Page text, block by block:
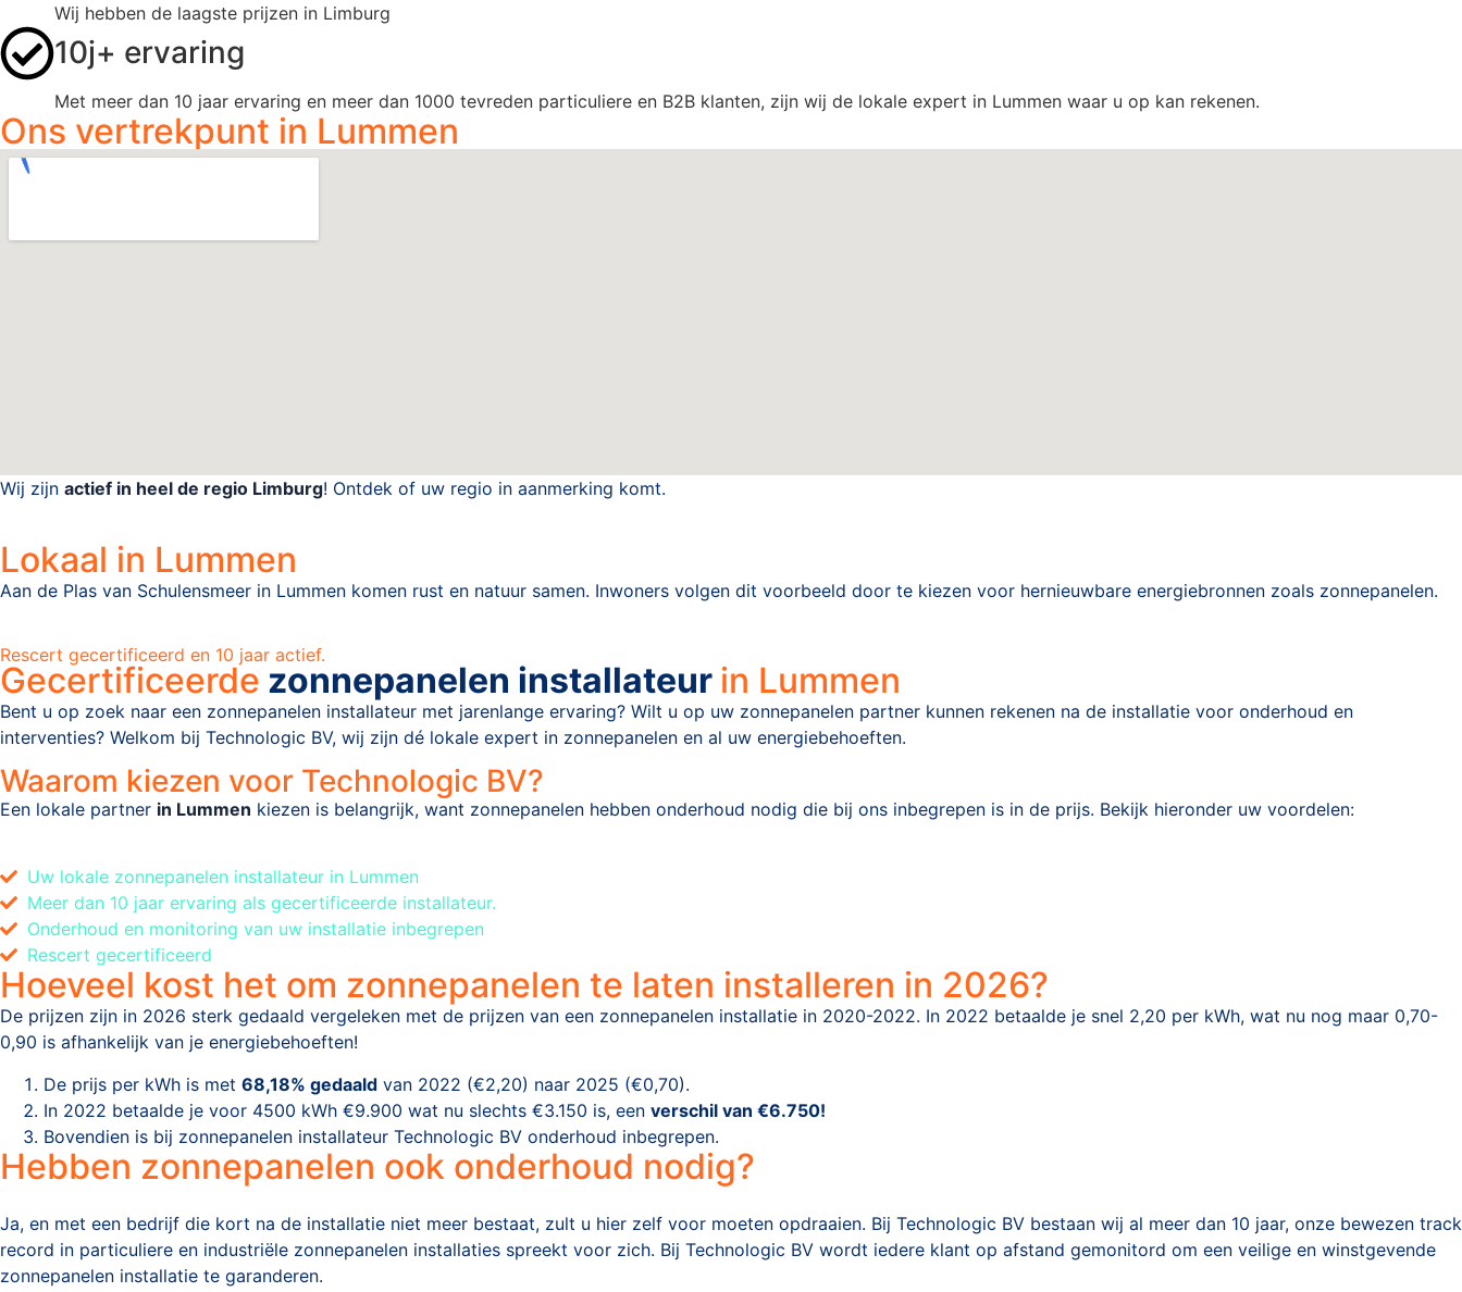
Wij hebben de laagste prijzen in Limburg
10j+ ervaring
Met meer dan 10 jaar ervaring en meer dan 1000 tevreden particuliere en B2B klanten, zijn wij de lokale expert in Lummen waar u op kan rekenen.
Ons vertrekpunt in Lummen
Wij zijn actief in heel de regio Limburg! Ontdek of uw regio in aanmerking komt.
Lokaal in Lummen
Aan de Plas van Schulensmeer in Lummen komen rust en natuur samen. Inwoners volgen dit voorbeeld door te kiezen voor hernieuwbare energiebronnen zoals zonnepanelen.
Rescert gecertificeerd en 10 jaar actief.
Gecertificeerde zonnepanelen installateur in Lummen
Bent u op zoek naar een zonnepanelen installateur met jarenlange ervaring? Wilt u op uw zonnepanelen partner kunnen rekenen na de installatie voor onderhoud en
interventies? Welkom bij Technologic BV, wij zijn dé lokale expert in zonnepanelen en al uw energiebehoeften.
Waarom kiezen voor Technologic BV?
Een lokale partner in Lummen kiezen is belangrijk, want zonnepanelen hebben onderhoud nodig die bij ons inbegrepen is in de prijs. Bekijk hieronder uw voordelen:
Uw lokale zonnepanelen installateur in Lummen
Meer dan 10 jaar ervaring als gecertificeerde installateur.
Onderhoud en monitoring van uw installatie inbegrepen
Rescert gecertificeerd
Hoeveel kost het om zonnepanelen te laten installeren in 2026?
De prijzen zijn in 2026 sterk gedaald vergeleken met de prijzen van een zonnepanelen installatie in 2020-2022. In 2022 betaalde je snel 2,20 per kWh, wat nu nog maar 0,70-
0,90 is afhankelijk van je energiebehoeften!
De prijs per kWh is met 68,18% gedaald van 2022 (€2,20) naar 2025 (€0,70).
In 2022 betaalde je voor 4500 kWh €9.900 wat nu slechts €3.150 is, een verschil van €6.750!
Bovendien is bij zonnepanelen installateur Technologic BV onderhoud inbegrepen.
Hebben zonnepanelen ook onderhoud nodig?
Ja, en met een bedrijf die kort na de installatie niet meer bestaat, zult u hier zelf voor moeten opdraaien. Bij Technologic BV bestaan wij al meer dan 10 jaar, onze bewezen track
record in particuliere en industriële zonnepanelen installaties spreekt voor zich. Bij Technologic BV wordt iedere klant op afstand gemonitord om een veilige en winstgevende
zonnepanelen installatie te garanderen.